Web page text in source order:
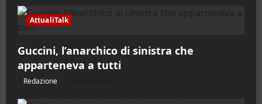
AttualiTalk
Guccini, l’anarchico di sinistra che
apparteneva a tutti
Redazione